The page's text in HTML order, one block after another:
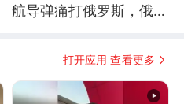
航导弹痛打俄罗斯，俄军
打开应用 查看更多